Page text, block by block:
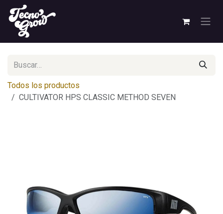
Ir al contenido
Todos los productos
CULTIVATOR HPS CLASSIC METHOD SEVEN